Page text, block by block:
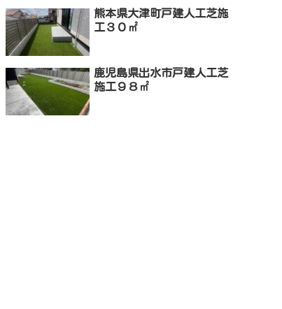
熊本県大津町戸建人工芝施
工３０㎡
鹿児島県出水市戸建人工芝
施工９８㎡